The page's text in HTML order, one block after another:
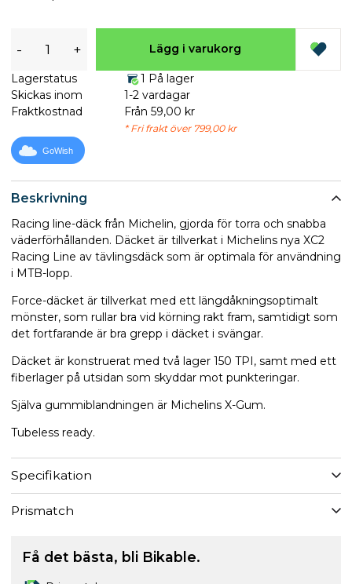
Beskrivning
Racing line-däck från Michelin, gjorda för torra och snabba
väderförhållanden. Däcket är tillverkat i Michelins nya XC2
Racing Line av tävlingsdäck som är optimala för användning
i MTB-lopp.
Force-däcket är tillverkat med ett längdåkningsoptimalt
mönster, som rullar bra vid körning rakt fram, samtidigt som
det fortfarande är bra grepp i däcket i svängar.
Däcket är konstruerat med två lager 150 TPI, samt med ett
fiberlager på utsidan som skyddar mot punkteringar.
Själva gummiblandningen är Michelins X-Gum.
Tubeless ready.
Specifikation
Prismatch
- + Lägg i varukorg
Lagerstatus
1 På lager
Skickas inom
1-2 vardagar
Fraktkostnad
Från 59,00 kr
* Fri frakt över 799,00 kr
GoWish
Få det bästa, bli Bikable.